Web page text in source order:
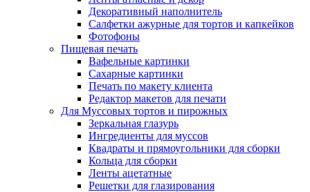
Декоративный наполнитель
Салфетки ажурные для тортов и капкейков
Фотофоны
Пищевая печать
Вафельные картинки
Сахарные картинки
Печать по макету клиента
Редактор макетов для печати
Для Муссовых тортов и пирожных
Зеркальная глазурь
Ингредиенты для муссов
Квадраты и прямоугольники для сборки
Кольца для сборки
Ленты ацетатные
Решетки для глазирования